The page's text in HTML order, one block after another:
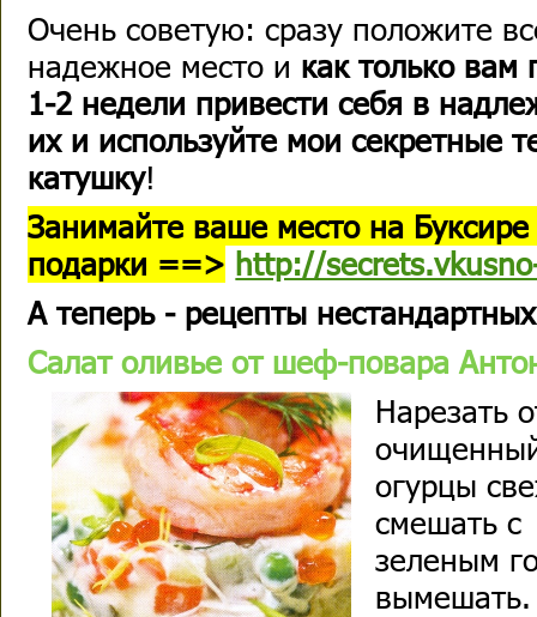
Очень советую: сразу положите
надежное место и как только вам
1-2 недели привести себя в
их и используйте мои секретные
катушку!
Занимайте ваше место на
подарки ==> http://
А теперь - рецепты
Салат оливье от шеф-повара
Нарезать
огурцы
смешать с
зеленым